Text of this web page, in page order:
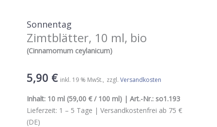
Sonnentag
Zimtblätter, 10 ml, bio
(Cinnamomum ceylanicum)
5,90 € inkl. 19 % MwSt. zzgl. Versandkosten
Inhalt: 10 ml (59,00 € / 100 ml) | Art.-Nr.: so1.193
Lieferzeit: 1 – 5 Tage | Versandkostenfrei ab 75 €
(DE)